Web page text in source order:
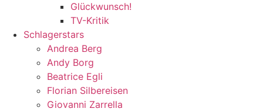
Glückwunsch!
TV-Kritik
Schlagerstars
Andrea Berg
Andy Borg
Beatrice Egli
Florian Silbereisen
Giovanni Zarrella